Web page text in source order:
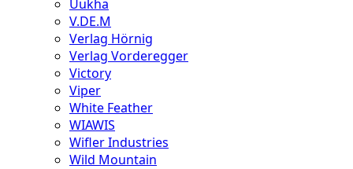
Uukha
V.DE.M
Verlag Hörnig
Verlag Vorderegger
Victory
Viper
White Feather
WIAWIS
Wifler Industries
Wild Mountain